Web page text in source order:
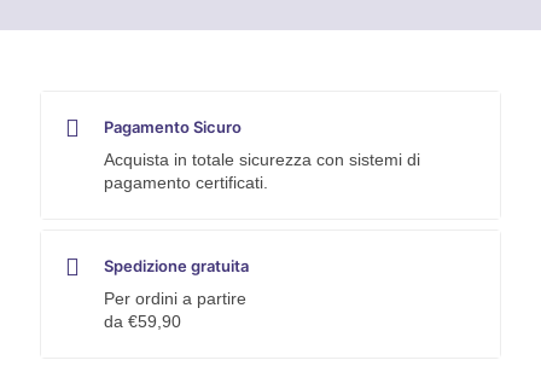
Pagamento Sicuro
Acquista in totale sicurezza con sistemi di
pagamento certificati.
Spedizione gratuita
Per ordini a partire
da €59,90